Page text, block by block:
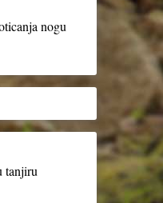
nogu
tanjiru